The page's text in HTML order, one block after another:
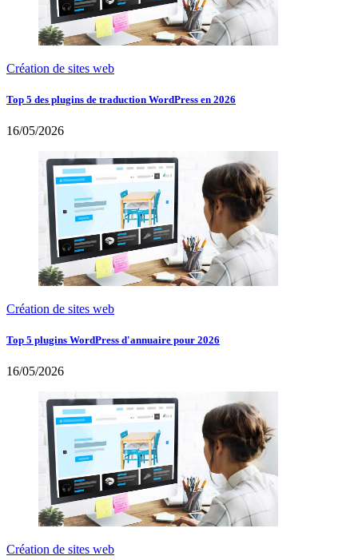
Création de sites web
Top 5 des plugins de traduction WordPress en 2026
16/05/2026
Création de sites web
Top 5 plugins WordPress d'annuaire pour 2026
16/05/2026
Création de sites web